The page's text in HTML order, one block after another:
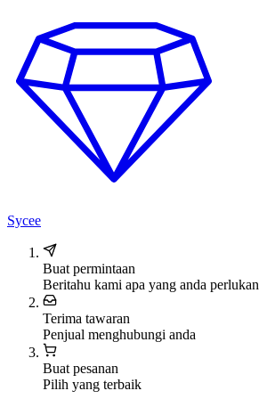
Sycee
Buat permintaan
Beritahu kami apa yang anda perlukan
Terima tawaran
Penjual menghubungi anda
Buat pesanan
Pilih yang terbaik